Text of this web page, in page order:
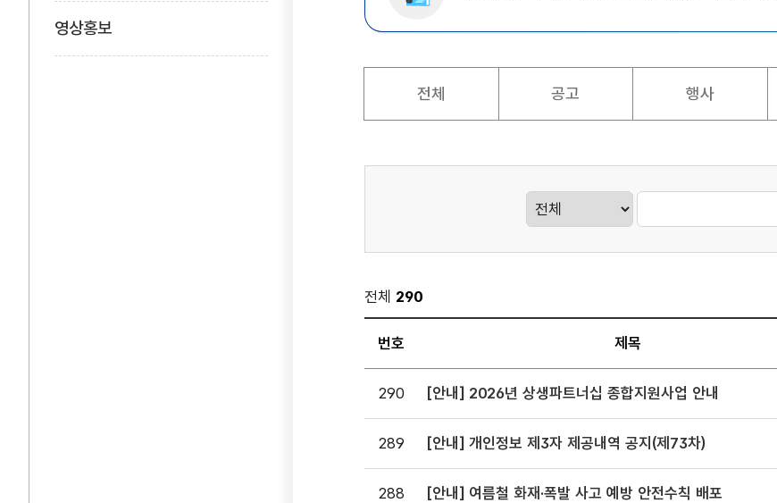
영상홍보
전체 공고 행사
전체 290
게시판
입니다.
번호,
제목,
담당부서,
번호 제목
290 [안내] 2026년 상생파트너십 종합지원사업 안내
289 [안내] 개인정보 제3자 제공내역 공지(제73차)
288 [안내] 여름철 화재·폭발 사고 예방 안전수칙 배포